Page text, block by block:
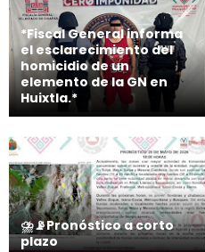
*Fiscal General informa
el esclarecimiento del
homicidio de un
elemento de la GN en
Huixtla.*
⛈️📡Pronóstico a corto
plazo